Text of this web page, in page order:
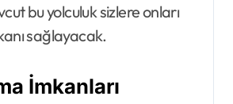
bu yolculuk sizlere onları
sağlayacak.
İmkanları